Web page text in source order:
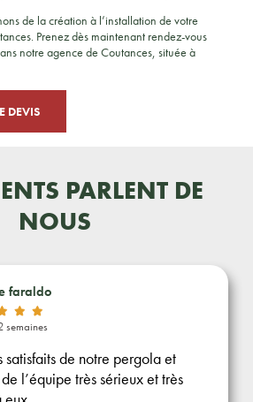
de la création à l’installation de votre
Prenez dès maintenant rendez-vous
notre agence de Coutances, située à
DEVIS
PARLENT DE
NOUS
faraldo
semaines
satisfaits de notre pergola et
l’équipe très sérieux et très